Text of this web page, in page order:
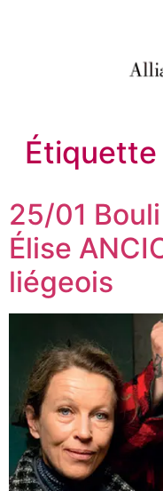
Étiquette
25/01
Élise
liégeois